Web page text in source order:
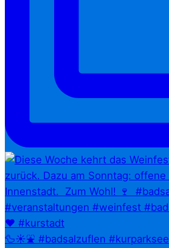
🦆☀️⛲ #badsalzuflen #kurparksee